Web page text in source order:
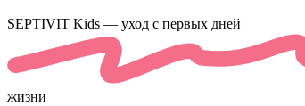
SEPTIVIT Kids — уход с первых дней
жизни